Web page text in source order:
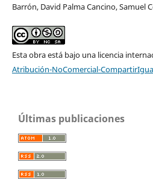
Barrón, David Palma Cancino, Samuel
Esta obra está bajo una licencia
Atribución-NoComercial-
Últimas publicaciones